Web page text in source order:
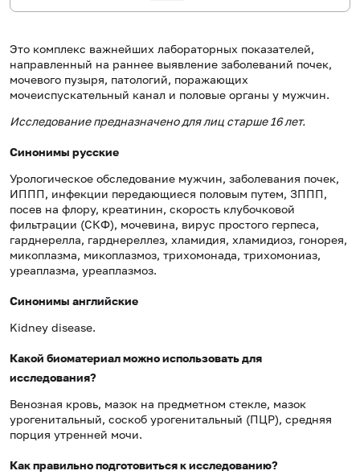
Это комплекс важнейших лабораторных показателей,
направленный на раннее выявление заболеваний почек,
мочевого пузыря, патологий, поражающих
мочеиспускательный канал и половые органы у мужчин.
Исследование предназначено для лиц старше 16 лет.
Синонимы русские
Урологическое обследование мужчин, заболевания почек,
ИППП, инфекции передающиеся половым путем, ЗППП,
посев на флору, креатинин, скорость клубочковой
фильтрации (СКФ), мочевина, вирус простого герпеса,
гарднерелла, гарднереллез, хламидия, хламидиоз, гонорея,
микоплазма, микоплазмоз, трихомонада, трихомониаз,
уреаплазма, уреаплазмоз.
Синонимы английские
Kidney disease.
Какой биоматериал можно использовать для
исследования?
Венозная кровь, мазок на предметном стекле, мазок
урогенитальный, соскоб урогенитальный (ПЦР), средняя
порция утренней мочи.
Как правильно подготовиться к исследованию?